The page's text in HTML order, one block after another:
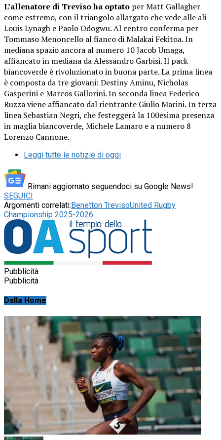
L’allenatore di Treviso ha optato per Matt Gallagher
come estremo, con il triangolo allargato che vede alle ali
Louis Lynagh e Paolo Odogwu. Al centro conferma per
Tommaso Menoncello al fianco di Malakai Fekitoa. In
mediana spazio ancora al numero 10 Jacob Umaga,
affiancato in mediana da Alessandro Garbisi. Il pack
biancoverde è rivoluzionato in buona parte. La prima linea
è composta da tre giovani: Destiny Aminu, Nicholas
Gasperini e Marcos Gallorini. In seconda linea Federico
Ruzza viene affiancato dal rientrante Giulio Marini. In terza
linea Sebastian Negri, che festeggerà la 100esima presenza
in maglia biancoverde, Michele Lamaro e a numero 8
Lorenzo Cannone.
Leggi tutte le notizie di oggi
Rimani aggiornato seguendoci su Google News!
SEGUICI
Argomenti correlati:Benetton TrevisoUnited Rugby
Championship 2025-2026
Pubblicità
Pubblicità
Dalla Home